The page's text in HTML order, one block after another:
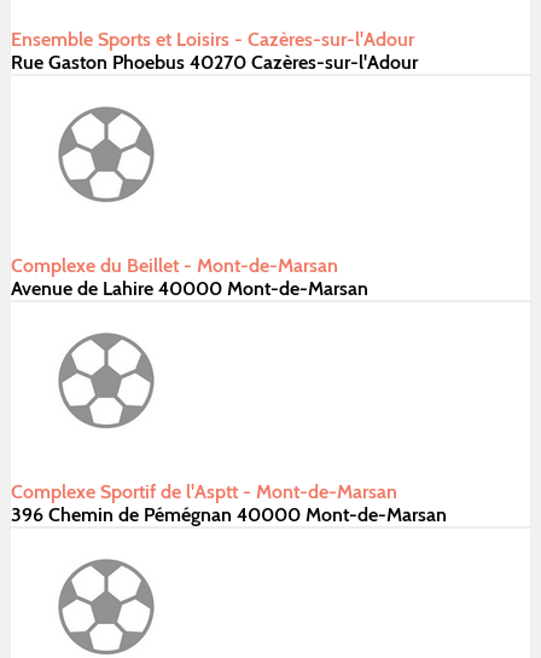
Ensemble Sports et Loisirs - Cazères-sur-l'Adour
Rue Gaston Phoebus 40270 Cazères-sur-l'Adour
Complexe du Beillet - Mont-de-Marsan
Avenue de Lahire 40000 Mont-de-Marsan
Complexe Sportif de l'Asptt - Mont-de-Marsan
396 Chemin de Pémégnan 40000 Mont-de-Marsan